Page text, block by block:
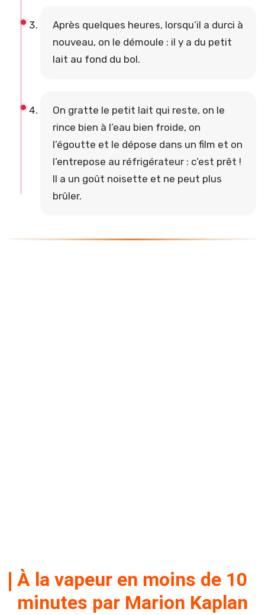
Après quelques heures, lorsqu’il a durci à
nouveau, on le démoule : il y a du petit
lait au fond du bol.
On gratte le petit lait qui reste, on le
rince bien à l’eau bien froide, on
l’égoutte et le dépose dans un film et on
l’entrepose au réfrigérateur : c’est prêt !
Il a un goût noisette et ne peut plus
brûler.
À la vapeur en moins de 10
minutes par Marion Kaplan